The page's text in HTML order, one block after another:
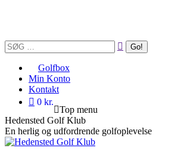
Search:
Golfbox
Min Konto
Kontakt
0 kr.
Top menu
Hedensted Golf Klub
En herlig og udfordrende golfoplevelse